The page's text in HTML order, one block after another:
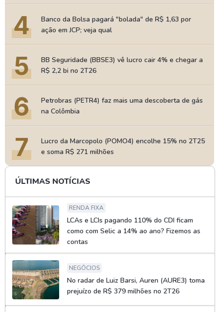
4
Banco da Bolsa pagará "bolada" de R$ 1,63 por
ação em JCP; veja qual
5
BB Seguridade (BBSE3) vê lucro cair 4% e chegar a
R$ 2,2 bi no 2T26
6
Petrobras (PETR4) faz mais uma descoberta de gás
na Colômbia
7
Lucro da Marcopolo (POMO4) encolhe 15% no 2T25
e soma R$ 271 milhões
ÚLTIMAS NOTÍCIAS
RENDA FIXA
LCAs e LCIs pagando 110% do CDI ficam
como com Selic a 14% ao ano? Fizemos as
contas
NEGÓCIOS
No radar de Luiz Barsi, Auren (AURE3) toma
prejuízo de R$ 379 milhões no 2T26